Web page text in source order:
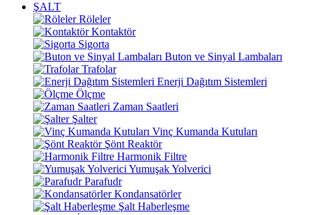
ŞALT
Röleler
Kontaktör
Sigorta
Buton ve Sinyal Lambaları
Trafolar
Enerji Dağıtım Sistemleri
Ölçme
Zaman Saatleri
Şalter
Vinç Kumanda Kutuları
Şönt Reaktör
Harmonik Filtre
Yumuşak Yolverici
Parafudr
Kondansatörler
Şalt Haberleşme